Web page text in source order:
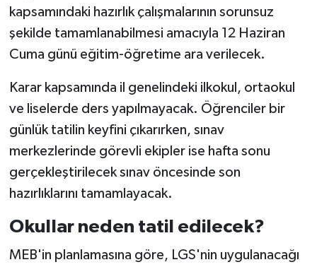
kapsamındaki hazırlık çalışmalarının sorunsuz
şekilde tamamlanabilmesi amacıyla 12 Haziran
Cuma günü eğitim-öğretime ara verilecek.
Karar kapsamında il genelindeki ilkokul, ortaokul
ve liselerde ders yapılmayacak. Öğrenciler bir
günlük tatilin keyfini çıkarırken, sınav
merkezlerinde görevli ekipler ise hafta sonu
gerçekleştirilecek sınav öncesinde son
hazırlıklarını tamamlayacak.
Okullar neden tatil edilecek?
MEB'in planlamasına göre, LGS'nin uygulanacağı
Spor
Teknoloji
Vasıta
Vefat Haberleri